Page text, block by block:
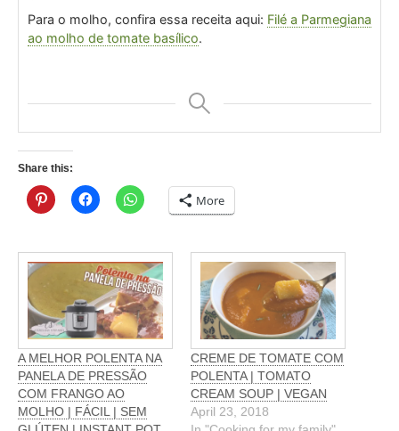
Para o molho, confira essa receita aqui: Filé a Parmegiana
ao molho de tomate basílico.
Share this:
More
A MELHOR POLENTA NA
PANELA DE PRESSÃO
COM FRANGO AO
MOLHO | FÁCIL | SEM
CREME DE TOMATE COM
POLENTA | TOMATO
CREAM SOUP | VEGAN
April 23, 2018